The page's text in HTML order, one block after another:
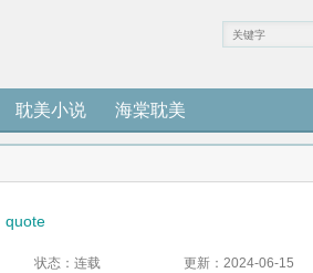
耽美小说 海棠耽美
quote
状态： 连载 更新： 2024-06-15